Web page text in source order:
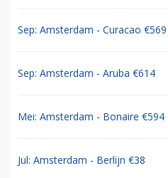
Sep: Amsterdam - Curacao €569
Sep: Amsterdam - Aruba €614
Mei: Amsterdam - Bonaire €594
Jul: Amsterdam - Berlijn €38